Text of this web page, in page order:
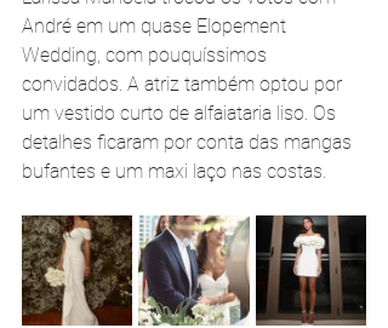
André em um quase Elopement
Wedding, com pouquíssimos
convidados. A atriz também optou por
um vestido curto de alfaiataria liso. Os
detalhes ficaram por conta das mangas
bufantes e um maxi laço nas costas.